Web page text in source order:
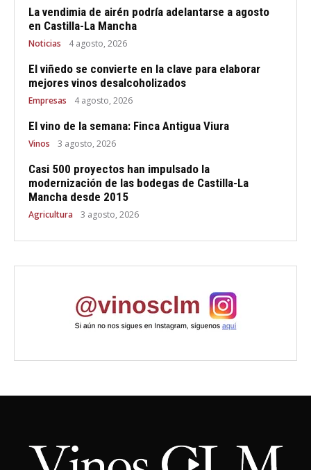
La vendimia de airén podría adelantarse a agosto
en Castilla-La Mancha
Noticias 4 agosto, 2026
El viñedo se convierte en la clave para elaborar
mejores vinos desalcoholizados
Empresas 4 agosto, 2026
El vino de la semana: Finca Antigua Viura
Vinos 3 agosto, 2026
Casi 500 proyectos han impulsado la
modernización de las bodegas de Castilla-La
Mancha desde 2015
Agricultura 3 agosto, 2026